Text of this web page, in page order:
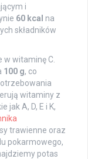
i
60 kcal na
składników
w witaminę C.
100 g, co
witaminy z
jak A, D, E i K,
trawienne oraz
pokarmowego,
potas